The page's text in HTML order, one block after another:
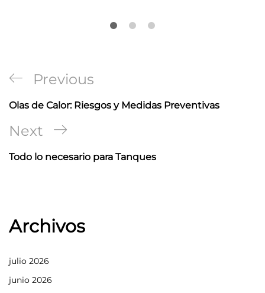
Navegación
de
entradas
Previous
Post
Previous
Olas de Calor: Riesgos y Medidas Preventivas
Next
Post
Next
Todo lo necesario para Tanques
Archivos
julio 2026
junio 2026